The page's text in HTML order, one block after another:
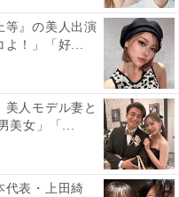
等』の美人出演
よ！」「好...
人モデル妻と
美女」「...
代表・上田綺